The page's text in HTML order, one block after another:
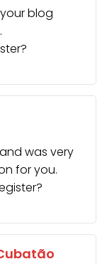
blog
was very
for you.